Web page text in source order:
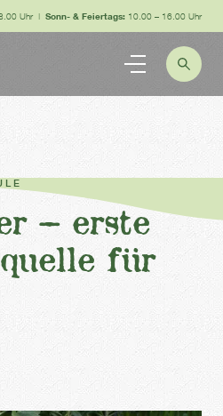
Uhr | Sonn- & Feiertags: 10.00 – 16.00 Uhr
– erste
für